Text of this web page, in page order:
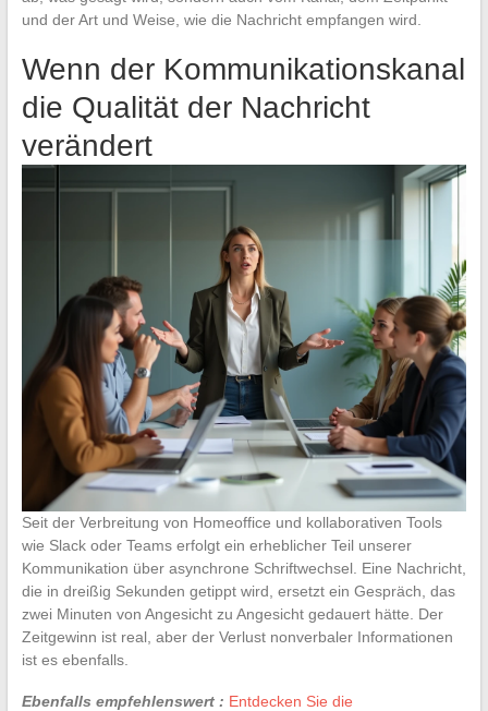
und der Art und Weise, wie die Nachricht empfangen wird.
Wenn der Kommunikationskanal
die Qualität der Nachricht
verändert
Seit der Verbreitung von Homeoffice und kollaborativen Tools
wie Slack oder Teams erfolgt ein erheblicher Teil unserer
Kommunikation über asynchrone Schriftwechsel. Eine Nachricht,
die in dreißig Sekunden getippt wird, ersetzt ein Gespräch, das
zwei Minuten von Angesicht zu Angesicht gedauert hätte. Der
Zeitgewinn ist real, aber der Verlust nonverbaler Informationen
ist es ebenfalls.
Ebenfalls empfehlenswert : Entdecken Sie die